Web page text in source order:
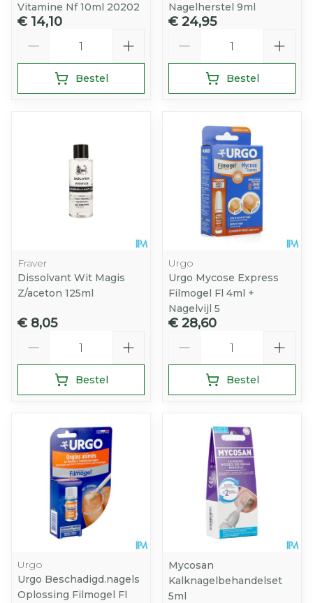
Vitamine Nf 10ml 20202
€ 14,10
Bestel
Nagelherstel 9ml
€ 24,95
Bestel
Fraver
Dissolvant Wit Magis
Z/aceton 125ml
€ 8,05
Bestel
Urgo
Urgo Mycose Express
Filmogel Fl 4ml +
Nagelvijl 5
€ 28,60
Bestel
Urgo
Urgo Beschadigd.nagels
Oplossing Filmogel Fl
Mycosan
Kalknagelbehandelset
5ml